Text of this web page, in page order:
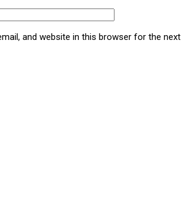
and website in this browser for the next